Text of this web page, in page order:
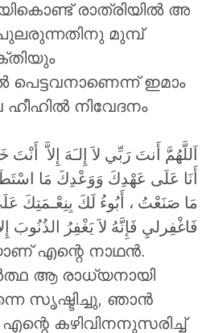
രാത്രിയിൽ അ
മുമ്പ്
ഇമാം
നിവേദനം
اَللَّهُمَّ أَنتَ رَبِّي لاَ إِلـَهَ إِلاَّ أَنْتَ
أَنَا عَلَى عَهْدِكَ وَوَعْدِكَ مَا
مَا صَنَعْتُ ، أَبُوءُ لَكَ بِنِعْـمَتِكَ
فَاغْفِرليِ فَإِنَّهُ لاَ يَغْفِرُ الذُنُوبَ
എന്റെ നാഥൻ.
ആ രാധ്യനായി
സൃഷ്ടിച്ചു, ഞാൻ
കഴിവിനനുസരിച്ച്